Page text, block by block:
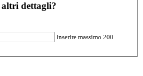
dettagli?
Inserire massimo 200